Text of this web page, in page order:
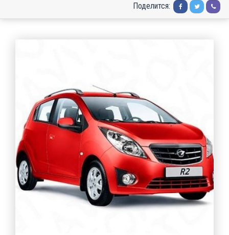
Поделится: